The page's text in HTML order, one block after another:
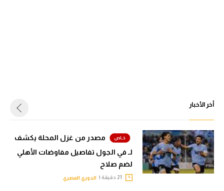
أخر الأخبار
مصدر من غزل المحلة يكشف
لـ في الجول تفاصيل مفاوضات الأهلي
لضم صلاح
الدوري المصري